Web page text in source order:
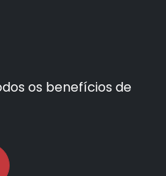
os benefícios de